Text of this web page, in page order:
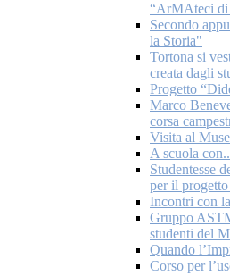
“ArMAteci di
Secondo
la Storia"
Tortona si
creata dagli
Progetto
Marco
corsa
Visita al
A scuola
Studentesse
per il
Incontri con
Gruppo
studenti del
Quando
Corso per